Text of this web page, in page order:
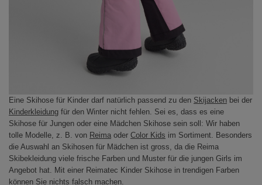
Eine Skihose für Kinder darf natürlich passend zu den Skijacken bei der
Kinderkleidung für den Winter nicht fehlen. Sei es, dass es eine
Skihose für Jungen oder eine Mädchen Skihose sein soll: Wir haben
tolle Modelle, z. B. von Reima oder Color Kids im Sortiment. Besonders
die Auswahl an Skihosen für Mädchen ist gross, da die Reima
Skibekleidung viele frische Farben und Muster für die jungen Girls im
Angebot hat. Mit einer Reimatec Kinder Skihose in trendigen Farben
können Sie nichts falsch machen.